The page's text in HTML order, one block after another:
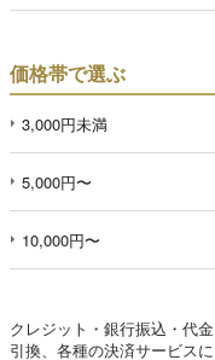
価格帯で選ぶ
3,000円未満
5,000円〜
10,000円〜
クレジット・銀行振込・代金
引換、各種の決済サービスに